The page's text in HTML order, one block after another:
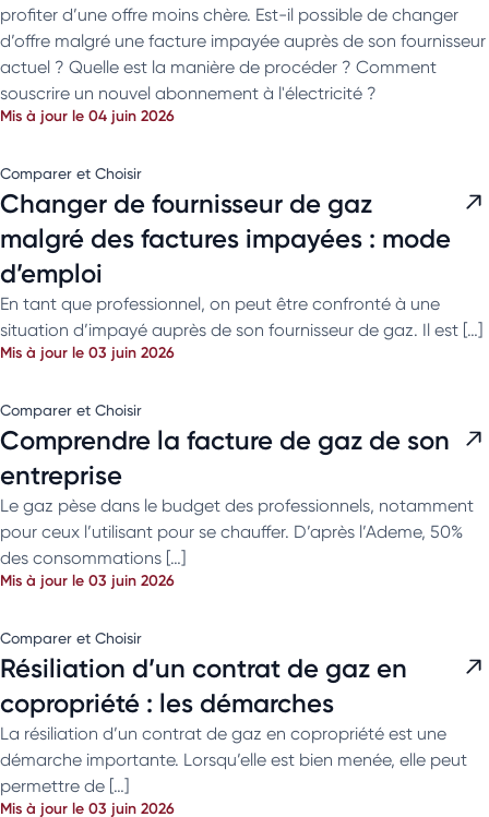
profiter d’une offre moins chère. Est-il possible de changer
d’offre malgré une facture impayée auprès de son fournisseur
actuel ? Quelle est la manière de procéder ? Comment
souscrire un nouvel abonnement à l'électricité ?
Mis à jour le 04 juin 2026
Comparer et Choisir
Changer de fournisseur de gaz
malgré des factures impayées : mode
d’emploi
En tant que professionnel, on peut être confronté à une
situation d’impayé auprès de son fournisseur de gaz. Il est […]
Mis à jour le 03 juin 2026
Comparer et Choisir
Comprendre la facture de gaz de son
entreprise
Le gaz pèse dans le budget des professionnels, notamment
pour ceux l’utilisant pour se chauffer. D’après l’Ademe, 50%
des consommations […]
Mis à jour le 03 juin 2026
Comparer et Choisir
Résiliation d’un contrat de gaz en
copropriété : les démarches
La résiliation d’un contrat de gaz en copropriété est une
démarche importante. Lorsqu’elle est bien menée, elle peut
permettre de […]
Mis à jour le 03 juin 2026